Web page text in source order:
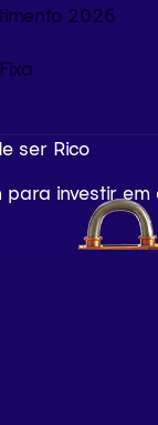
2026
ser Rico
para investir